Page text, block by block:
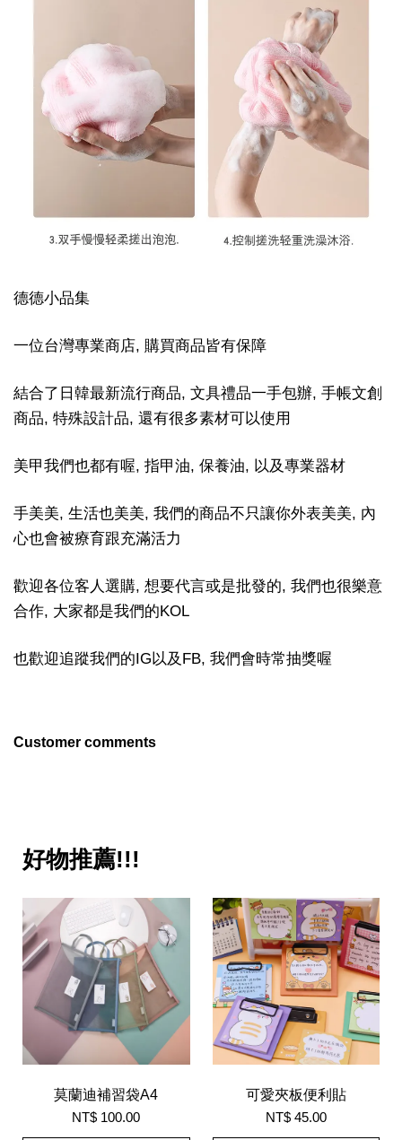
德德小品集
一位台灣專業商店, 購買商品皆有保障
結合了日韓最新流行商品, 文具禮品一手包辦, 手帳文創
商品, 特殊設計品, 還有很多素材可以使用
美甲我們也都有喔, 指甲油, 保養油, 以及專業器材
手美美, 生活也美美, 我們的商品不只讓你外表美美, 內
心也會被療育跟充滿活力
歡迎各位客人選購, 想要代言或是批發的, 我們也很樂意
合作, 大家都是我們的KOL
也歡迎追蹤我們的IG以及FB, 我們會時常抽獎喔
Customer comments
好物推薦!!!
莫蘭迪補習袋A4
NT$ 100.00
可愛夾板便利貼
NT$ 45.00